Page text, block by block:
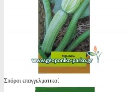
Σπόροι επαγγελματικοί